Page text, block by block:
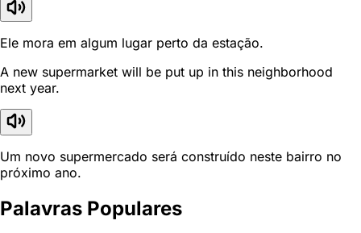
Ele mora em algum lugar perto da estação.
A new supermarket will be put up in this neighborhood
next year.
Um novo supermercado será construído neste bairro no
próximo ano.
Palavras Populares